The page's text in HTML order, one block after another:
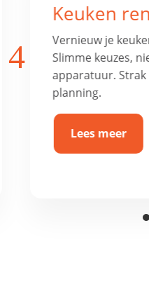
Badkamer
renovatie
Frisse,
met luxe
betegeld, afgekit
Lees meer
4